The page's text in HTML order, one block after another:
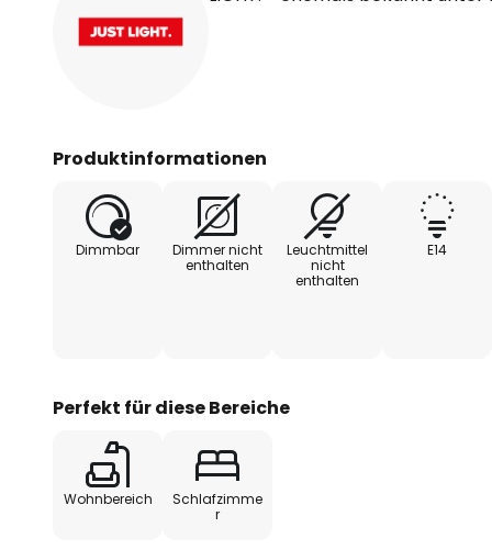
Produktinformationen
Dimmbar
Dimmer nicht
enthalten
Leuchtmittel
nicht
enthalten
E14
Perfekt für diese Bereiche
Wohnbereich
Schlafzimme
r